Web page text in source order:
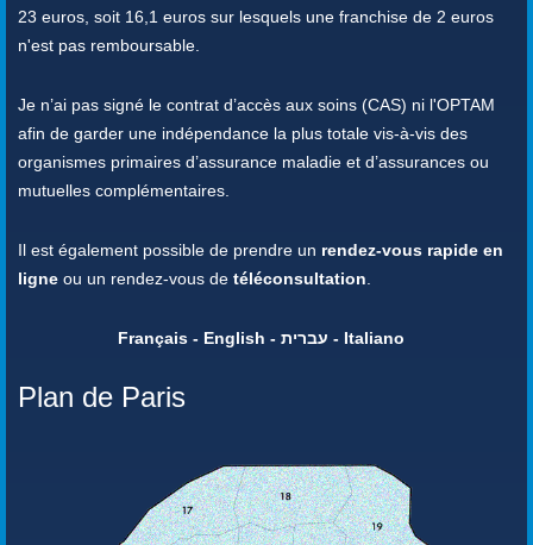
23 euros, soit 16,1 euros sur lesquels une franchise de 2 euros
n'est pas remboursable.
Je n’ai pas signé le contrat d’accès aux soins (CAS) ni l'OPTAM
afin de garder une indépendance la plus totale vis-à-vis des
organismes primaires d’assurance maladie et d’assurances ou
mutuelles complémentaires.
Il est également possible de prendre un rendez-vous rapide en
ligne ou un rendez-vous de téléconsultation.
Français - English - עברית - Italiano
Plan de Paris